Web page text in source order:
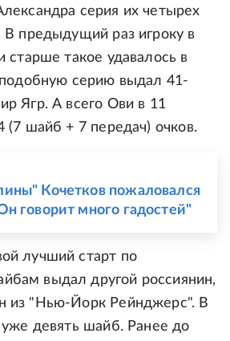
серия их четырех
В предыдущий раз игроку в
старше такое удавалось в
подобную серию выдал 41-
Ягр. А всего Ови в 11
(7 шайб + 7 передач) очков.
Кочетков пожаловался
говорит много гадостей"
лучший старт по
выдал другой россиянин,
из "Нью-Йорк Рейнджерс". В
уже девять шайб. Ранее до